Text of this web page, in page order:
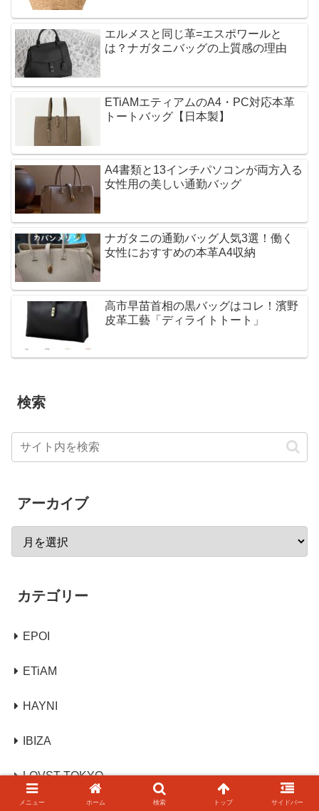
エルメスと同じ革=エスポワールと
は？ナガタニバッグの上質感の理由
ETiAMエティアムのA4・PC対応本革
トートバッグ【日本製】
A4書類と13インチパソコンが両方入る
女性用の美しい通勤バッグ
ナガタニの通勤バッグ人気3選！働く
女性におすすめの本革A4収納
高市早苗首相の黒バッグはコレ！濱野
皮革工藝「ディライトトート」
検索
アーカイブ
カテゴリー
EPOI
ETiAM
HAYNI
IBIZA
LOVST TOKYO
メニュー ホーム 検索 トップ サイドバー